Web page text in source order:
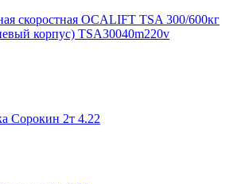
скоростная OCALIFT TSA 300/600кг
корпус) TSA30040m220v